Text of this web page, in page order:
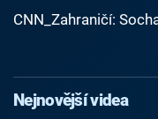
CNN_Zahraničí:
Nejnovější videa